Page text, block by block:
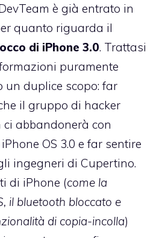
è già entrato in
quanto riguarda il
di iPhone 3.0. Trattasi
puramente
un duplice scopo: far
il gruppo di hacker
abbandonerà con
OS 3.0 e far sentire
ingegneri di Cupertino.
di iPhone (come la
il bluetooth bloccato e
di copia-incolla)